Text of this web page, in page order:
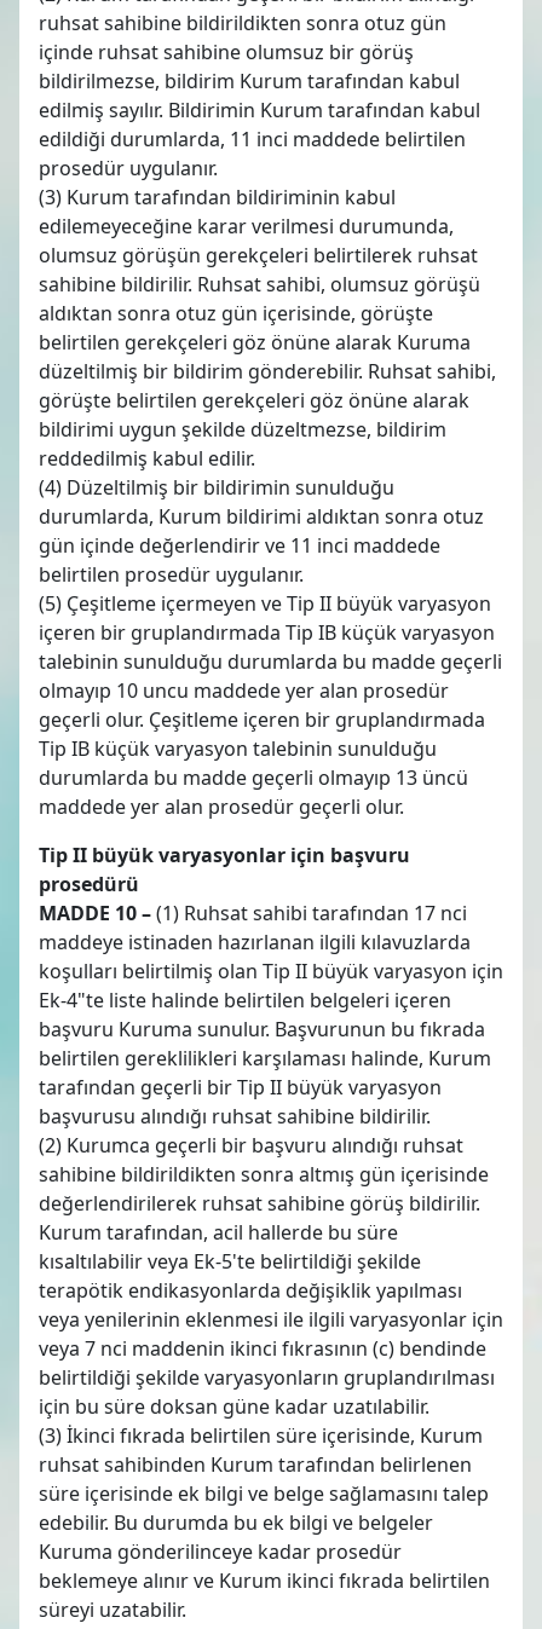
ruhsat sahibine bildirildikten sonra otuz gün
içinde ruhsat sahibine olumsuz bir görüş
bildirilmezse, bildirim Kurum tarafından kabul
edilmiş sayılır. Bildirimin Kurum tarafından kabul
edildiği durumlarda, 11 inci maddede belirtilen
prosedür uygulanır.
(3) Kurum tarafından bildiriminin kabul
edilemeyeceğine karar verilmesi durumunda,
olumsuz görüşün gerekçeleri belirtilerek ruhsat
sahibine bildirilir. Ruhsat sahibi, olumsuz görüşü
aldıktan sonra otuz gün içerisinde, görüşte
belirtilen gerekçeleri göz önüne alarak Kuruma
düzeltilmiş bir bildirim gönderebilir. Ruhsat sahibi,
görüşte belirtilen gerekçeleri göz önüne alarak
bildirimi uygun şekilde düzeltmezse, bildirim
reddedilmiş kabul edilir.
(4) Düzeltilmiş bir bildirimin sunulduğu
durumlarda, Kurum bildirimi aldıktan sonra otuz
gün içinde değerlendirir ve 11 inci maddede
belirtilen prosedür uygulanır.
(5) Çeşitleme içermeyen ve Tip II büyük varyasyon
içeren bir gruplandırmada Tip IB küçük varyasyon
talebinin sunulduğu durumlarda bu madde geçerli
olmayıp 10 uncu maddede yer alan prosedür
geçerli olur. Çeşitleme içeren bir gruplandırmada
Tip IB küçük varyasyon talebinin sunulduğu
durumlarda bu madde geçerli olmayıp 13 üncü
maddede yer alan prosedür geçerli olur.
Tip II büyük varyasyonlar için başvuru
prosedürü
MADDE 10 –(1) Ruhsat sahibi tarafından 17 nci
maddeye istinaden hazırlanan ilgili kılavuzlarda
koşulları belirtilmiş olan Tip II büyük varyasyon için
Ek-4"te liste halinde belirtilen belgeleri içeren
başvuru Kuruma sunulur. Başvurunun bu fıkrada
belirtilen gereklilikleri karşılaması halinde, Kurum
tarafından geçerli bir Tip II büyük varyasyon
başvurusu alındığı ruhsat sahibine bildirilir.
(2) Kurumca geçerli bir başvuru alındığı ruhsat
sahibine bildirildikten sonra altmış gün içerisinde
değerlendirilerek ruhsat sahibine görüş bildirilir.
Kurum tarafından, acil hallerde bu süre
kısaltılabilir veya Ek-5'te belirtildiği şekilde
terapötik endikasyonlarda değişiklik yapılması
veya yenilerinin eklenmesi ile ilgili varyasyonlar için
veya 7 nci maddenin ikinci fıkrasının (c) bendinde
belirtildiği şekilde varyasyonların gruplandırılması
için bu süre doksan güne kadar uzatılabilir.
(3) İkinci fıkrada belirtilen süre içerisinde, Kurum
ruhsat sahibinden Kurum tarafından belirlenen
süre içerisinde ek bilgi ve belge sağlamasını talep
edebilir. Bu durumda bu ek bilgi ve belgeler
Kuruma gönderilinceye kadar prosedür
beklemeye alınır ve Kurum ikinci fıkrada belirtilen
süreyi uzatabilir.